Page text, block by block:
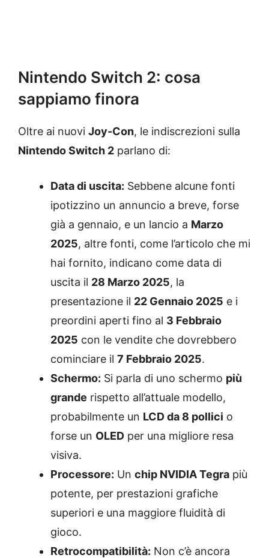
Nintendo Switch 2: cosa
sappiamo finora
Oltre ai nuovi Joy-Con, le indiscrezioni sulla
Nintendo Switch 2 parlano di:
Data di uscita: Sebbene alcune fonti
ipotizzino un annuncio a breve, forse
già a gennaio, e un lancio a Marzo
2025, altre fonti, come l’articolo che mi
hai fornito, indicano come data di
uscita il 28 Marzo 2025, la
presentazione il 22 Gennaio 2025 e i
preordini aperti fino al 3 Febbraio
2025 con le vendite che dovrebbero
cominciare il 7 Febbraio 2025.
Schermo: Si parla di uno schermo più
grande rispetto all’attuale modello,
probabilmente un LCD da 8 pollici o
forse un OLED per una migliore resa
visiva.
Processore: Un chip NVIDIA Tegra più
potente, per prestazioni grafiche
superiori e una maggiore fluidità di
gioco.
Retrocompatibilità: Non c’è ancora